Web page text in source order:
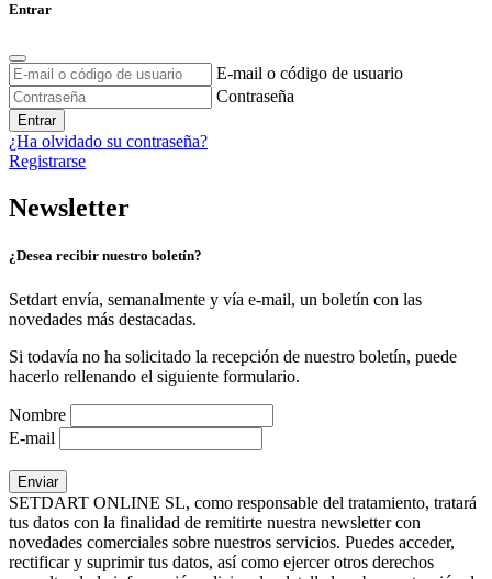
Entrar
E-mail o código de usuario
Contraseña
Entrar
¿Ha olvidado su contraseña?
Registrarse
Newsletter
¿Desea recibir nuestro boletín?
Setdart envía, semanalmente y vía e-mail, un boletín con las
novedades más destacadas.
Si todavía no ha solicitado la recepción de nuestro boletín, puede
hacerlo rellenando el siguiente formulario.
Nombre
E-mail
SETDART ONLINE SL, como responsable del tratamiento, tratará
tus datos con la finalidad de remitirte nuestra newsletter con
novedades comerciales sobre nuestros servicios. Puedes acceder,
rectificar y suprimir tus datos, así como ejercer otros derechos